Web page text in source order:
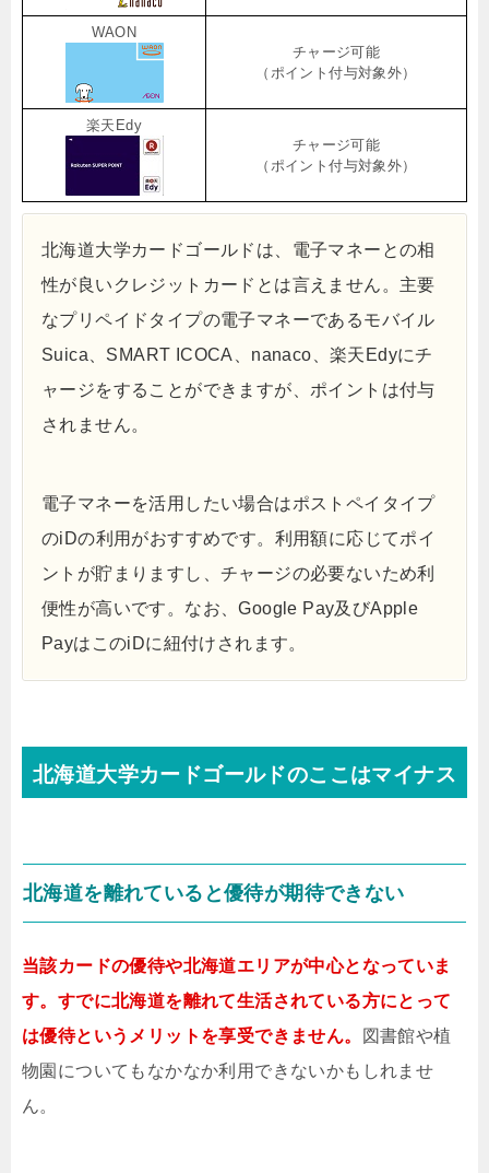
WAON
チャージ可能
（ポイント付与対象外）
楽天Edy
チャージ可能
（ポイント付与対象外）
北海道大学カードゴールドは、電子マネーとの相
性が良いクレジットカードとは言えません。主要
なプリペイドタイプの電子マネーであるモバイル
Suica、SMART ICOCA、nanaco、楽天Edyにチ
ャージをすることができますが、ポイントは付与
されません。
電子マネーを活用したい場合はポストペイタイプ
のiDの利用がおすすめです。利用額に応じてポイ
ントが貯まりますし、チャージの必要ないため利
便性が高いです。なお、Google Pay及びApple
PayはこのiDに紐付けされます。
北海道大学カードゴールドのここはマイナス
北海道を離れていると優待が期待できない
当該カードの優待や北海道エリアが中心となっていま
す。すでに北海道を離れて生活されている方にとって
は優待というメリットを享受できません。
図書館や植
物園についてもなかなか利用できないかもしれませ
ん。